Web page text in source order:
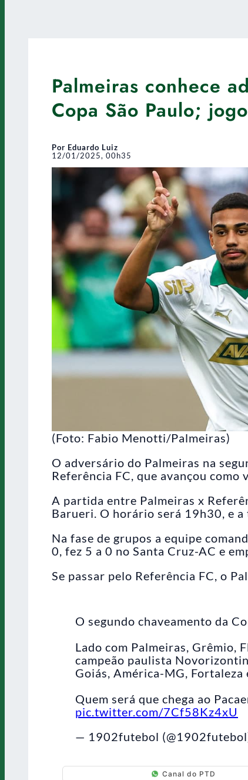
Palmeiras conhece
Copa São Paulo;
Por Eduardo Luiz
12/01/2025, 00h35
(Foto: Fabio Menotti/Palmeiras)
O adversário do Palmeiras na
Referência FC, que avançou
A partida entre Palmeiras x
Barueri. O horário será 19h30, e a
Na fase de grupos a equipe
0, fez 5 a 0 no Santa Cruz-AC e
Se passar pelo Referência FC, o
O segundo chaveamento da
Lado com Palmeiras, Grêmio,
campeão paulista
Goiás, América-MG, Fortaleza
Quem será que chega ao
pic.twitter.com/7Cf58Kz4xU
— 1902futebol
Canal do PTD